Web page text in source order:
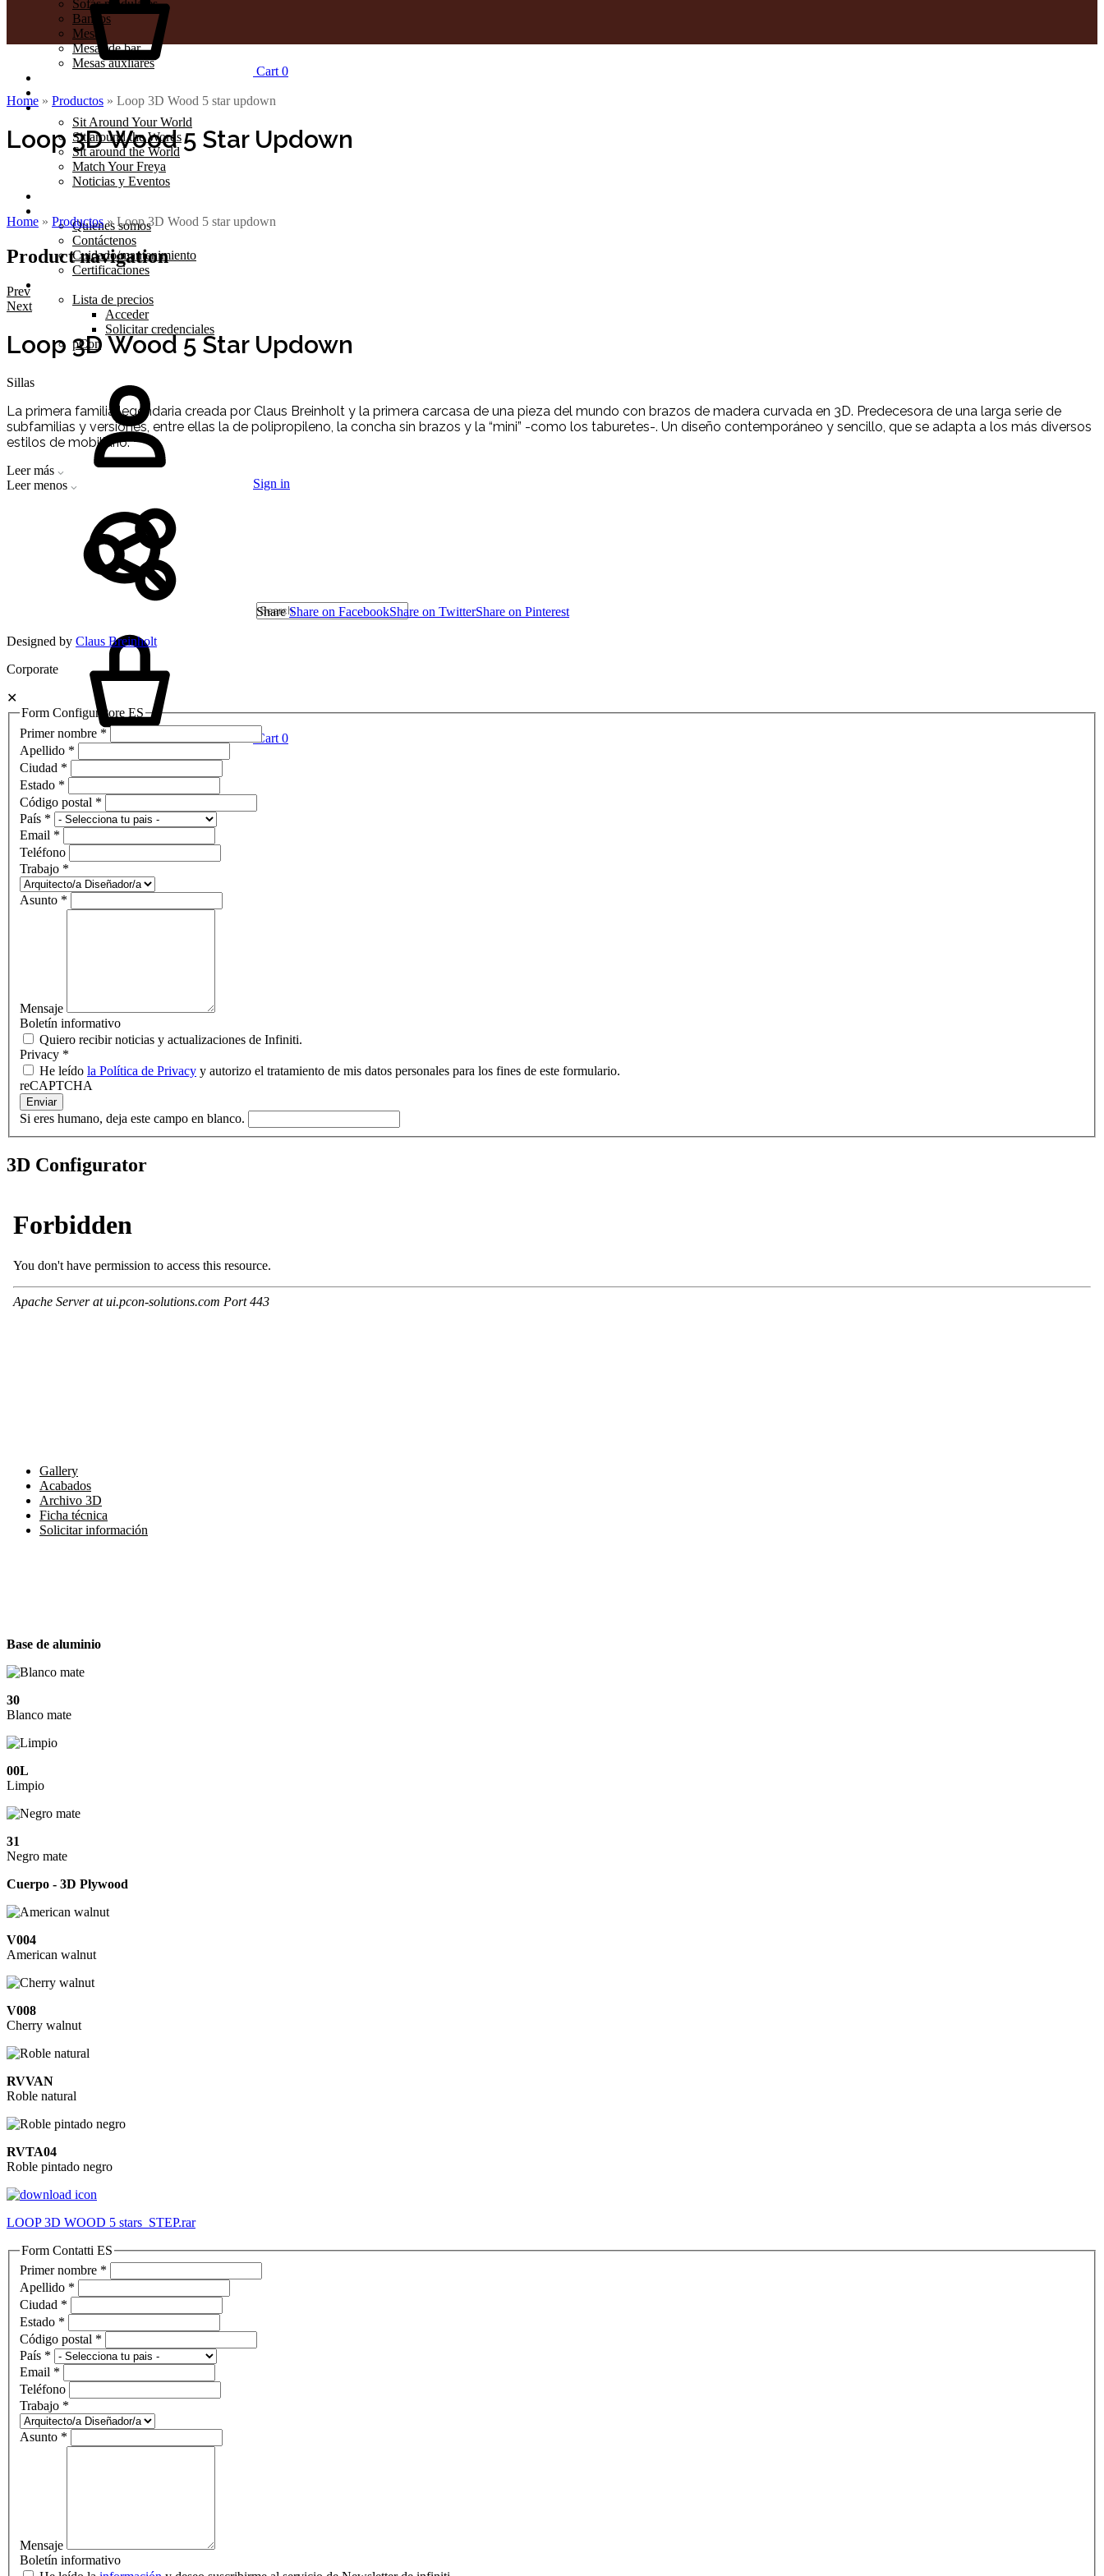
Sofás modulares
Bancos
Mesas
Mesas de bar
Mesas auxliares
Journal
Sit Around Your World
Sit around the Words
Sit around the World
Match Your Freya
Noticias y Eventos
Quienes somos
Contáctenos
Cuidado/mantenimiento
Certificaciones
Lista de precios
Acceder
Solicitar credenciales
pCon
Sign in
Cart 0
Cart 0
Home » Productos » Loop 3D Wood 5 star updown
Loop 3D Wood 5 Star Updown
Home » Productos»Loop 3D Wood 5 star updown
Product navigation
Prev
Next
Loop 3D Wood 5 Star Updown
Sillas
La primera familia legendaria creada por Claus Breinholt y la primera carcasa de una pieza del mundo con brazos de madera curvada en 3D. Predecesora de una larga serie de
subfamilias y versiones, entre ellas la de polipropileno, la concha sin brazos y la “mini” -como los taburetes-. Un diseño contemporáneo y sencillo, que se adapta a los más diversos
estilos de mobiliario.
Leer más
Leer menos
Share Share on FacebookShare on TwitterShare on Pinterest
Designed by Claus Breinholt
Corporate
✕
Form Configuratore ES
Primer nombre *
Apellido *
Ciudad *
Estado *
Código postal *
País *
Email *
Teléfono
Trabajo *
Asunto *
Mensaje
Boletín informativo
Quiero recibir noticias y actualizaciones de Infiniti.
Privacy *
He leído la Política de Privacy y autorizo el tratamiento de mis datos personales para los fines de este formulario.
reCAPTCHA
Enviar
Si eres humano, deja este campo en blanco.
3D Configurator
Gallery
Acabados
Archivo 3D
Ficha técnica
Solicitar información
Base de aluminio
30
Blanco mate
00L
Limpio
31
Negro mate
Cuerpo - 3D Plywood
V004
American walnut
V008
Cherry walnut
RVVAN
Roble natural
RVTA04
Roble pintado negro
LOOP 3D WOOD 5 stars_STEP.rar
Form Contatti ES
Primer nombre *
Apellido *
Ciudad *
Estado *
Código postal *
País *
Email *
Teléfono
Trabajo *
Asunto *
Mensaje
Boletín informativo